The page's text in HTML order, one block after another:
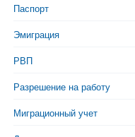
Паспорт
Эмиграция
РВП
Разрешение на работу
Миграционный учет